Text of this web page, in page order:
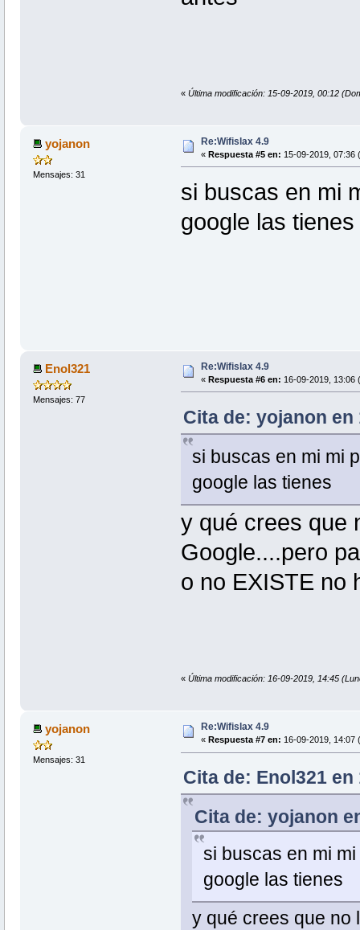
« Última modificación: 15-09-2019, 00:12
yojanon
Mensajes: 31
Re:Wifislax 4.9
« Respuesta #5 en: 15-09-2019, 07:36
si buscas en mi
google las tienes
Enol321
Mensajes: 77
Re:Wifislax 4.9
« Respuesta #6 en: 16-09-2019, 13:06
Cita de: yojanon en
si buscas en mi mi
google las tienes
y qué crees que
Google....pero
o no EXISTE no
« Última modificación: 16-09-2019, 14:45
yojanon
Mensajes: 31
Re:Wifislax 4.9
« Respuesta #7 en: 16-09-2019, 14:07
Cita de: Enol321 en
Cita de: yojanon
si buscas en mi
google las tienes
y qué crees que no